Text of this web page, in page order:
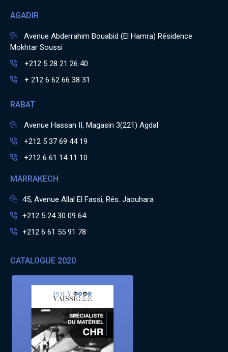
AGADIR
Avenue Abderrahim Bouabid (El Hamra) Résidence
Mokhtar Soussi
+212 5 28 21 26 40
+ 212 6 62 66 38 31
RABAT
Avenue Hassan II, Magasin 3(221) Agdal
+212 5 37 69 44 19
+212 6 61 14 11 10
MARRAKECH
45, Avenue Allal El Fassi, Rés. Jaouhara
+212 5 24 30 09 64
+212 6 61 55 91 78
CATALOGUE 2020